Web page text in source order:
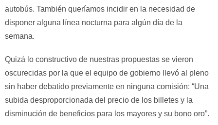
autobús. También queríamos incidir en la necesidad de
disponer alguna línea nocturna para algún día de la
semana.
Quizá lo constructivo de nuestras propuestas se vieron
oscurecidas por la que el equipo de gobierno llevó al pleno
sin haber debatido previamente en ninguna comisión: “Una
subida desproporcionada del precio de los billetes y la
disminución de beneficios para los mayores y su bono oro”.